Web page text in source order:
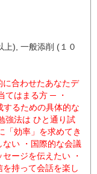
), 一般添削 (１０
合わせたあなたデ
てはまる方 ─ ・
するための具体的な
強法は ひと通り試
「効率」を求めてき
い ・国際的な会議
ージを伝えたい ・
持って会話を楽し